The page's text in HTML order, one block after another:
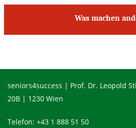
Was machen
seniors4success | Prof. Dr. Leopold
20B | 1230 Wien
Telefon: +43 1 888 51 50